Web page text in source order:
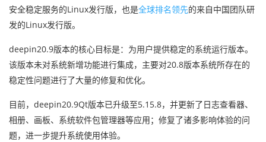
安全稳定服务的Linux发行版，也是全球排名领先的来自中国团队研
发的Linux发行版。
deepin20.9版本的核心目标是：为用户提供稳定的系统运行版本。
该版本未对系统新增功能进行集成，主要对20.8版本系统所存在的
稳定性问题进行了大量的修复和优化。
目前，deepin20.9Qt版本已升级至5.15.8，并更新了日志查看器、
相册、画板、系统软件包管理器等应用；修复了诸多影响体验的问
题，进一步提升系统使用体验。